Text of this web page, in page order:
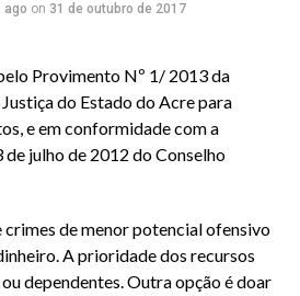
ago on 31 de outubro de 2017
Provimento Nº 1/ 2013 da
do Estado do Acre para
e em conformidade com a
de julho de 2012 do Conselho
crimes de menor potencial ofensivo
A prioridade dos recursos
dependentes. Outra opção é doar